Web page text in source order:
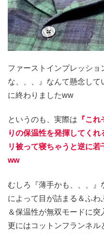
ファーストインプレッシ
な、、、』なんて懸念し
に終わりましたww
というのも、実際は 『こ
りの保温性を発揮してく
リ被って寝ちゃうと逆に
ww
むしろ『薄手かも、、、
によって目が詰まる＆ふわ
＆保温性が無双モードに突
更にはコットンフランネル